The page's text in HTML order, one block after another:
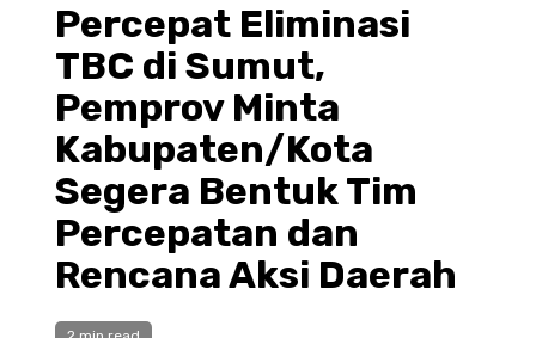
Percepat Eliminasi
TBC di Sumut,
Pemprov Minta
Kabupaten/Kota
Segera Bentuk Tim
Percepatan dan
Rencana Aksi Daerah